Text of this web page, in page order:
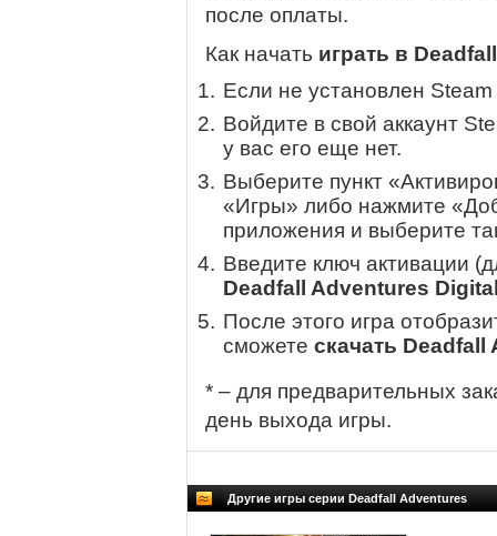
после оплаты.
Как начать играть в
Если не установлен
Войдите в свой аккаунт
у вас его еще нет.
Выберите пункт
«Игры» либо нажмите
приложения и выберите
Введите ключ активации
Deadfall Adventures
После этого игра
сможете скачать
* – для предварительных
день выхода игры.
Другие игры серии Deadfall Adventures